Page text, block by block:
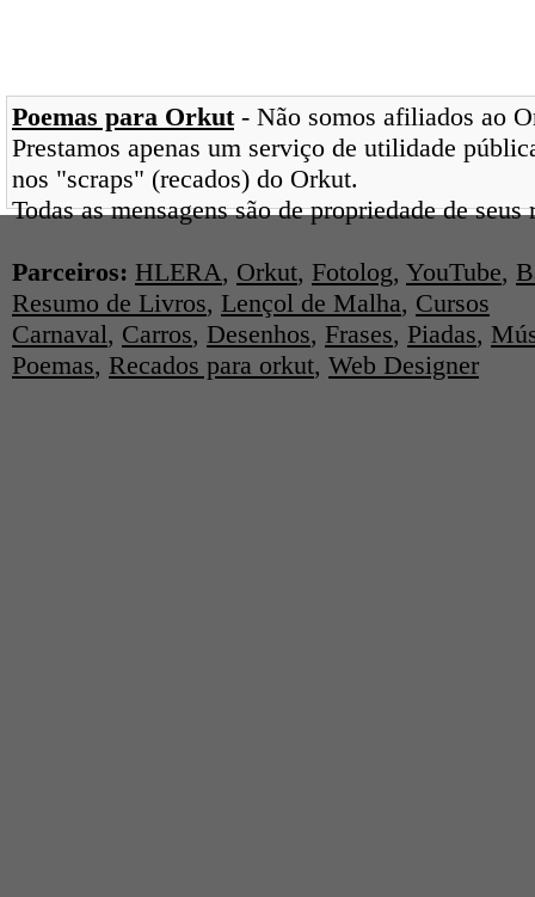
Poemas para Orkut- Não somos afiliados ao
Prestamos apenas um serviço de utilidade
nos "scraps" (recados) do Orkut.
Todas as mensagens são de propriedade de
Parceiros: HLERA, Orkut, Fotolog, YouTube,
Resumo de Livros, Lençol de Malha, Cursos
Carnaval, Carros, Desenhos, Frases, Piadas,
Poemas, Recados para orkut, Web Designer